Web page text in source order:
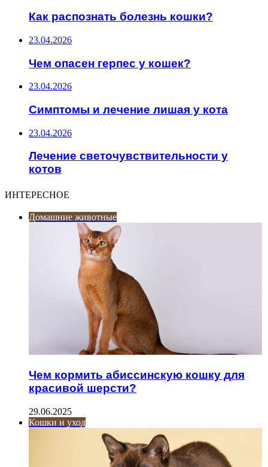
Как распознать болезнь кошки?
23.04.2026
Чем опасен герпес у кошек?
23.04.2026
Симптомы и лечение лишая у кота
23.04.2026
Лечение светочувствительности у
котов
ИНТЕРЕСНОЕ
Домашние животные
Чем кормить абиссинскую кошку для
красивой шерсти?
29.06.2025
Кошки и уход